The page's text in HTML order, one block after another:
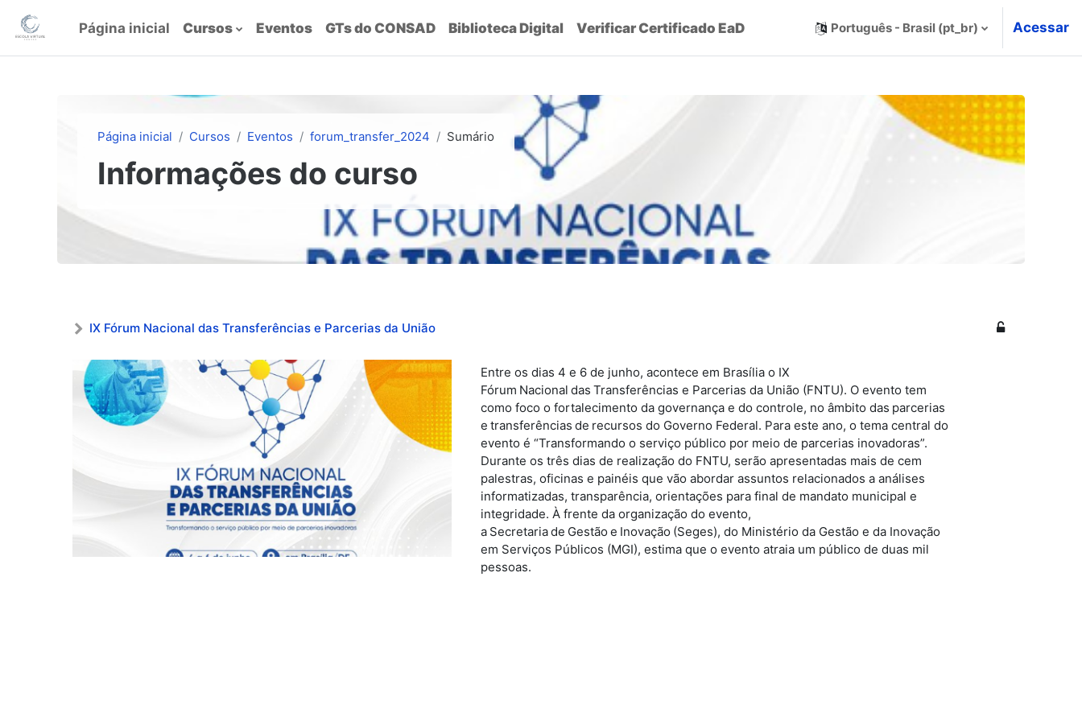
Página inicial Cursos Eventos GTs do CONSAD Biblioteca Digital Verificar Certificado EaD Português - Brasil ‎(pt_br)‎ Acessar
Página inicial Cursos Eventos forum_transfer_2024 Sumário
Informações do curso
IX Fórum Nacional das Transferências e Parcerias da União
Entre os dias 4 e 6 de junho, acontece em Brasília o IX
Fórum Nacional das Transferências e Parcerias da União (FNTU). O evento tem
como foco o fortalecimento da governança e do controle, no âmbito das parcerias
e transferências de recursos do Governo Federal. Para este ano, o tema central do
evento é “Transformando o serviço público por meio de parcerias inovadoras”.
Durante os três dias de realização do FNTU, serão apresentadas mais de cem
palestras, oficinas e painéis que vão abordar assuntos relacionados a análises
informatizadas, transparência, orientações para final de mandato municipal e
integridade. À frente da organização do evento,
a Secretaria de Gestão e Inovação (Seges), do Ministério da Gestão e da Inovação
em Serviços Públicos (MGI), estima que o evento atraia um público de duas mil
pessoas.